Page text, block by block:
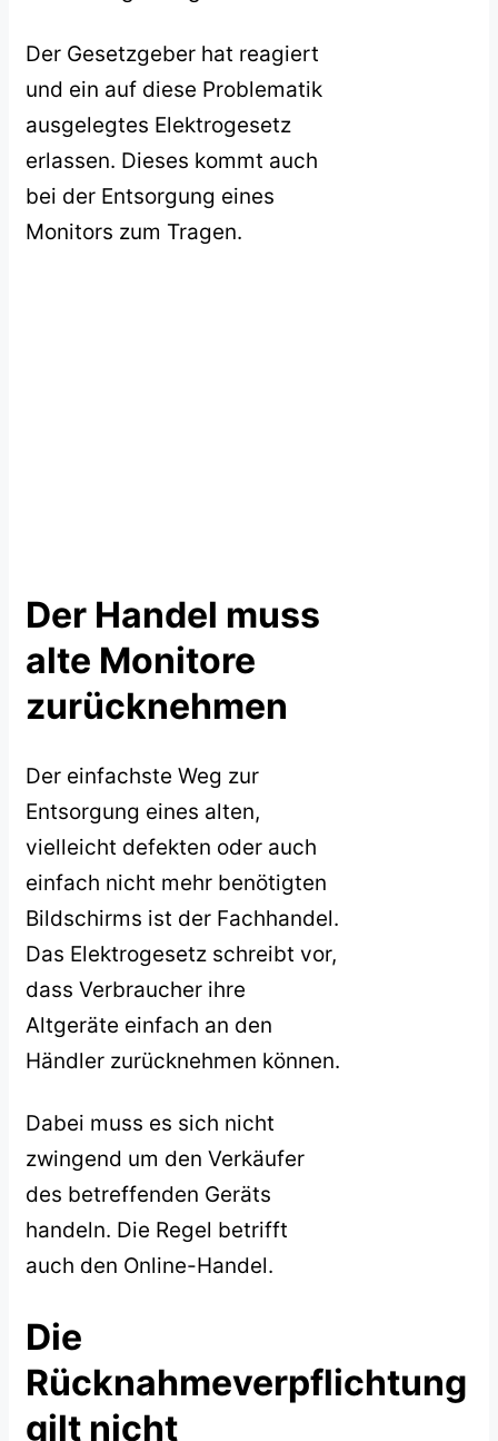
Der Gesetzgeber hat reagiert
und ein auf diese Problematik
ausgelegtes Elektrogesetz
erlassen. Dieses kommt auch
bei der Entsorgung eines
Monitors zum Tragen.
Der Handel muss
alte Monitore
zurücknehmen
Der einfachste Weg zur
Entsorgung eines alten,
vielleicht defekten oder auch
einfach nicht mehr benötigten
Bildschirms ist der Fachhandel.
Das Elektrogesetz schreibt vor,
dass Verbraucher ihre
Altgeräte einfach an den
Händler zurücknehmen können.
Dabei muss es sich nicht
zwingend um den Verkäufer
des betreffenden Geräts
handeln. Die Regel betrifft
auch den Online-Handel.
Die
Rücknahmeverpflichtung
gilt nicht